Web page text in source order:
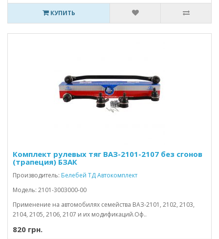
КУПИТЬ
Комплект рулевых тяг ВАЗ-2101-2107 без сгонов
(трапеция) БЗАК
Производитель: Белебей ТД Автокомплект
Модель: 2101-3003000-00
Применение на автомобилях семейства ВАЗ-2101, 2102, 2103,
2104, 2105, 2106, 2107 и их модификаций.Оф..
820 грн.